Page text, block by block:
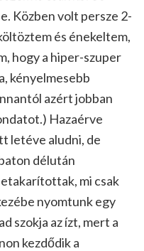
Közben volt persze 2-
és énekeltem,
hogy a hiper-szuper
kényelmesebb
azért jobban
Hazaérve
letéve aludni, de
délután
mi csak
nyomtunk egy
szokja az ízt, mert a
kezdődik a